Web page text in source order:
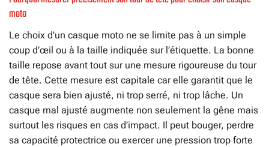
moto
Le choix d’un casque moto ne se limite pas à un simple
coup d’œil ou à la taille indiquée sur l’étiquette. La bonne
taille repose avant tout sur une mesure rigoureuse du tour
de tête. Cette mesure est capitale car elle garantit que le
casque sera bien ajusté, ni trop serré, ni trop lâche. Un
casque mal ajusté augmente non seulement la gêne mais
surtout les risques en cas d’impact. Il peut bouger, perdre
sa capacité protectrice ou exercer une pression trop forte